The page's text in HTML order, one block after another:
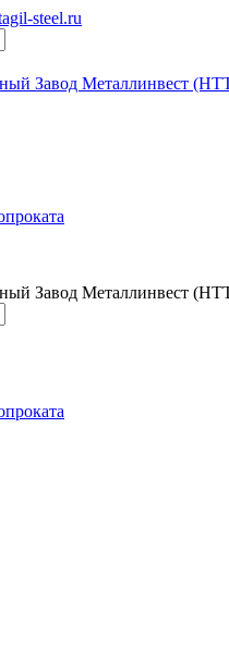
steel.ru